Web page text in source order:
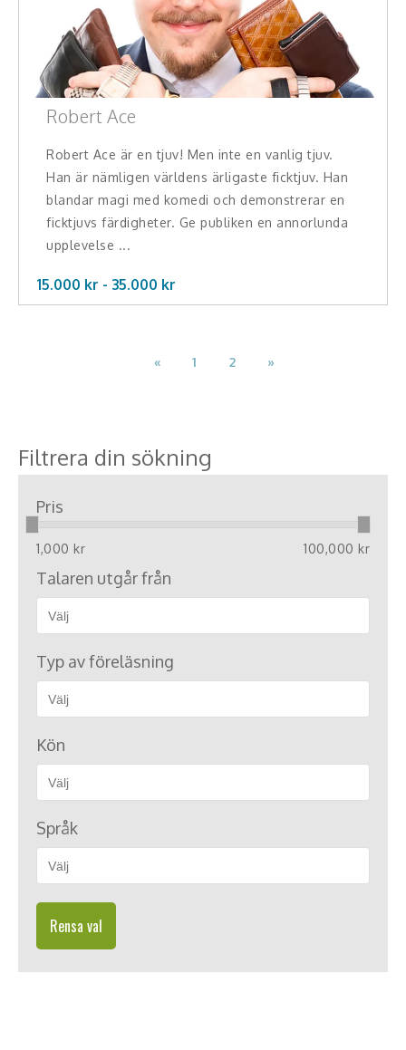
Robert Ace
Robert Ace är en tjuv! Men inte en vanlig tjuv.
Han är nämligen världens ärligaste ficktjuv. Han
blandar magi med komedi och demonstrerar en
ficktjuvs färdigheter. Ge publiken en annorlunda
upplevelse ...
15.000 kr - 35.000 kr
« 1 2 »
Filtrera din sökning
Pris
1,000 kr 100,000 kr
Talaren utgår från
Typ av föreläsning
Kön
Språk
Rensa val